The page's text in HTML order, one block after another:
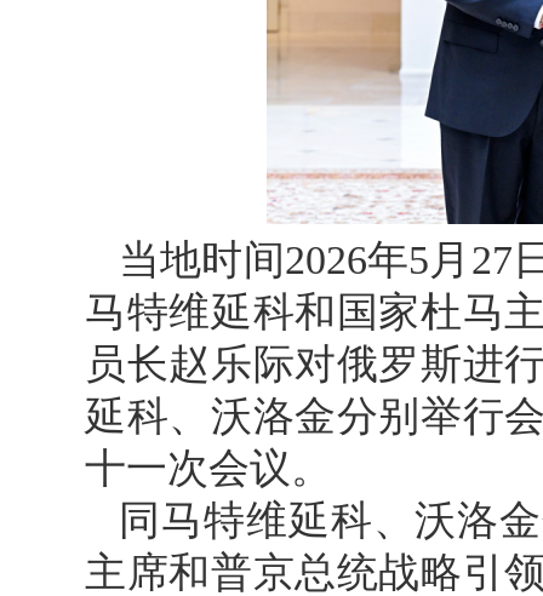
当地时间2026年5月27
马特维延科和国家杜马
员长赵乐际对俄罗斯进
延科、沃洛金分别举行
十一次会议。
同马特维延科、沃洛
主席和普京总统战略引